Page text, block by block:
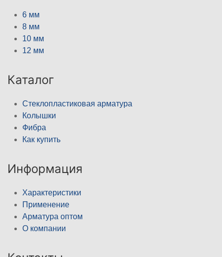
6 мм
8 мм
10 мм
12 мм
Каталог
Стеклопластиковая арматура
Колышки
Фибра
Как купить
Информация
Характеристики
Применение
Арматура оптом
О компании